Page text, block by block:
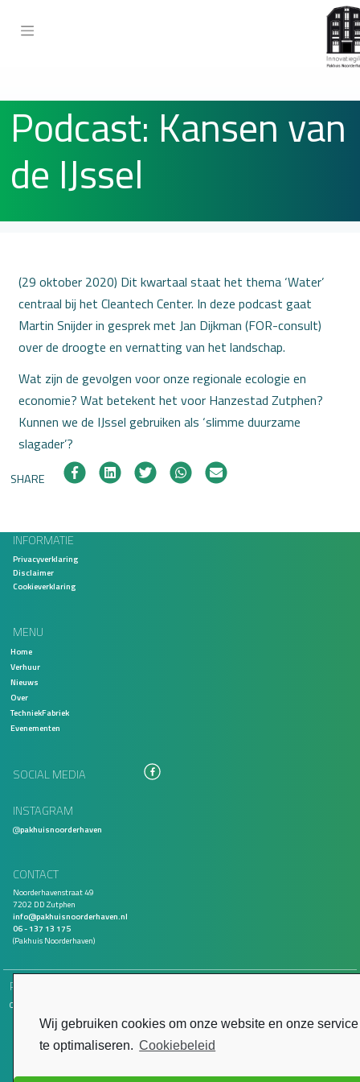
Wij gebruiken cookies om onze website en onze service
te optimaliseren. Cookiebeleid
Podcast: Kansen van
de IJssel
(29 oktober 2020) Dit kwartaal staat het thema ‘Water’
centraal bij het Cleantech Center. In deze podcast gaat
Martin Snijder in gesprek met Jan Dijkman (FOR-consult)
over de droogte en vernatting van het landschap.
Wat zijn de gevolgen voor onze regionale ecologie en
economie? Wat betekent het voor Hanzestad Zutphen?
Kunnen we de IJssel gebruiken als ‘slimme duurzame
slagader’?
SHARE
INFORMATIE
Privacyverklaring
Disclaimer
Cookieverklaring
MENU
Home
Verhuur
Nieuws
Over
TechniekFabriek
Evenementen
SOCIAL MEDIA
INSTAGRAM
@pakhuisnoorderhaven
CONTACT
Noorderhavenstraat 49
7202 DD Zutphen
info@pakhuisnoorderhaven.nl
06 - 137 13 175
(Pakhuis Noorderhaven)
PARTNERS
Om onze ambities waar te maken werken wij samen met de volgende partners.